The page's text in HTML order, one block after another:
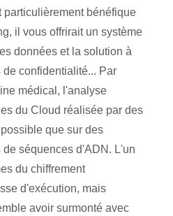
bénéfique
il vous offrirait un système
données et la solution à
de confidentialité... Par
médical, l'analyse
du Cloud réalisée par des
que sur des
séquences d'ADN. L'un
du chiffrement
d'exécution, mais
avoir surmonté avec